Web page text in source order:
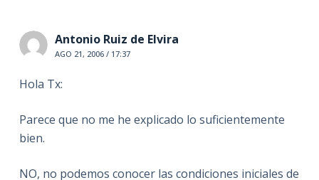
Antonio Ruiz de Elvira
AGO 21, 2006 / 17:37
Hola Tx:
Parece que no me he explicado lo suficientemente
bien.
NO, no podemos conocer las condiciones iniciales de